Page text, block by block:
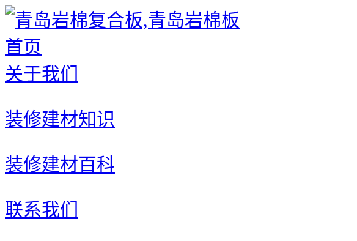
首页
关于我们
装修建材知识
装修建材百科
联系我们